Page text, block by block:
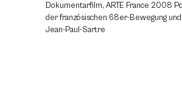
Dokumentarfilm, ARTE France 2008
der französischen 68er-Bewegung
Jean-Paul-Sartre